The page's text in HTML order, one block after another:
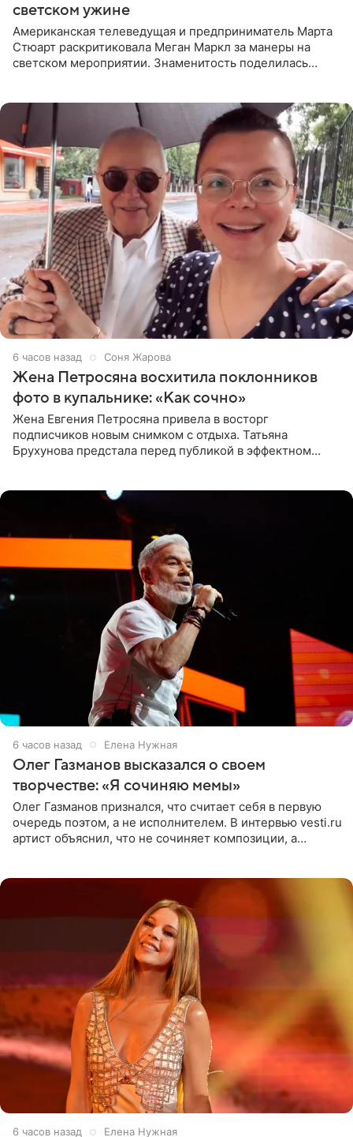
светском ужине
Американская телеведущая и предприниматель Марта
Стюарт раскритиковала Меган Маркл за манеры на
светском мероприятии. Знаменитость поделилась
6 часов назад Соня Жарова
Жена Петросяна восхитила поклонников
фото в купальнике: «Как сочно»
Жена Евгения Петросяна привела в восторг
подписчиков новым снимком с отдыха. Татьяна
Брухунова предстала перед публикой в эффектном
6 часов назад Елена Нужная
Олег Газманов высказался о своем
творчестве: «Я сочиняю мемы»
Олег Газманов признался, что считает себя в первую
очередь поэтом, а не исполнителем. В интервью vesti.ru
артист объяснил, что не сочиняет композиции, а
6 часов назад Елена Нужная